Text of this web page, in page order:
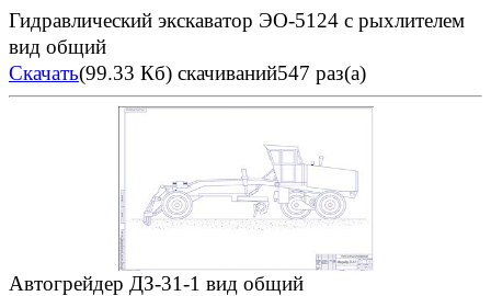
Гидравлический экскаватор ЭО-5124 с рыхлителем
вид общий
Скачать(99.33 Кб) скачиваний547 раз(а)
Автогрейдер ДЗ-31-1 вид общий